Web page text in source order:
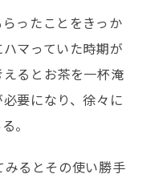
ったことをきっか
マっていた時期が
るとお茶を一杯淹
要になり、徐々に
。
みるとその使い勝手